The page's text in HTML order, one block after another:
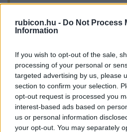
rubicon.hu - Do Not Process
Information
If you wish to opt-out of the sale,
processing of your personal or
targeted advertising by us, please
section to confirm your selection.
opt-out request is processed you
interest-based ads based on
us or personal information
your opt-out. You may separately
Hirdetésmentes
Kedvenc cikkek
Az első hónap csak 200
ki!